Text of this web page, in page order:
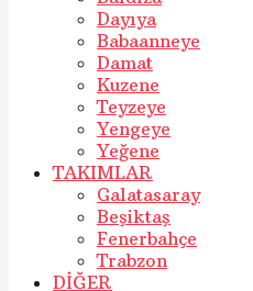
Dayıya
Babaanneye
Damat
Kuzene
Teyzeye
Yengeye
Yeğene
TAKIMLAR
Galatasaray
Beşiktaş
Fenerbahçe
Trabzon
DİĞER